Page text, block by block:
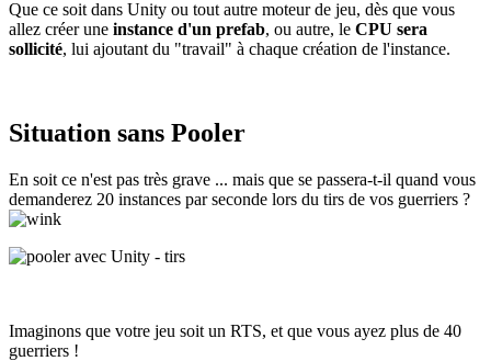
Que ce soit dans Unity ou tout autre moteur de jeu, dès que vous
allez créer une instance d'un prefab, ou autre, le CPU sera
sollicité, lui ajoutant du "travail" à chaque création de l'instance.
Situation sans Pooler
En soit ce n'est pas très grave ... mais que se passera-t-il quand vous
demanderez 20 instances par seconde lors du tirs de vos guerriers ?
Imaginons que votre jeu soit un RTS, et que vous ayez plus de 40
guerriers !